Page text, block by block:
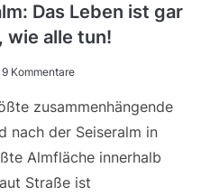
Das Leben ist gar
wie alle tun!
9 Kommentare
zusammenhängende
nach der Seiseralm in
Almfläche innerhalb
Straße ist